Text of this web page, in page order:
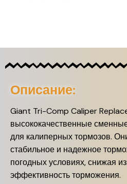
Описание:
Giant Tri-Comp Caliper
высококачественные
для калиперных тормозов.
стабильное и надежное
погодных условиях, снижая
эффективность торможения.